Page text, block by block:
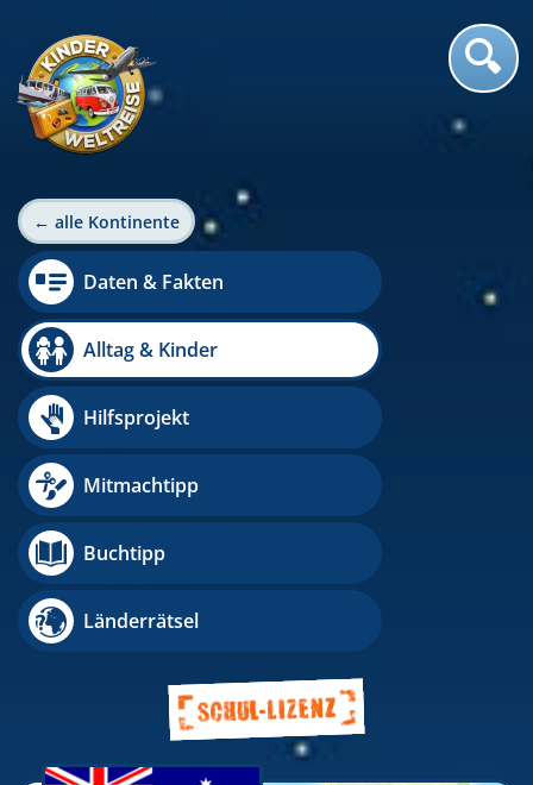
← alle Kontinente
Daten & Fakten
Alltag & Kinder
Hilfsprojekt
Mitmachtipp
Buchtipp
Länderrätsel